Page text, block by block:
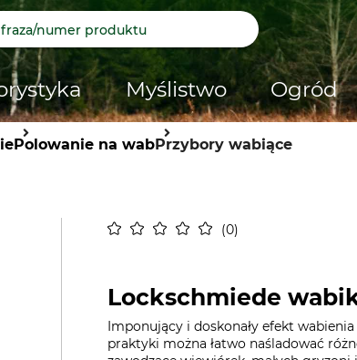
Myślistwo Ogród
Polowanie na wabPrzybory wabiące
0
Lockschmiede
Imponujący i doskonały efekt
praktyki można łatwo naśladować